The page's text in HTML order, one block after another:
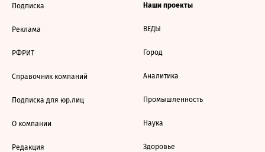
Подписка
Реклама
РФРИТ
Справочник компаний
Подписка для юр.лиц
О компании
Редакция
Наши проекты
ВЕДЫ
Город
Аналитика
Промышленность
Наука
Здоровье